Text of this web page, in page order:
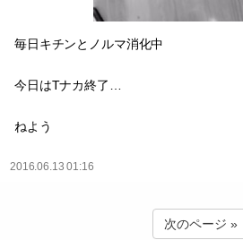
毎日キチンとノルマ消化中
今日はTナカ終了…
ねよう
2016.06.13 01:16
次のページ »